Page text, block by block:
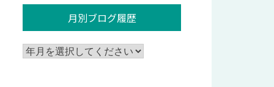
月別ブログ履歴